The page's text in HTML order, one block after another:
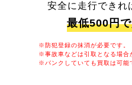
安全に走行できれ
最低500円
※防犯登録の抹消が必要です。
※事故車などは引取となる場合
※パンクしていても買取は可能